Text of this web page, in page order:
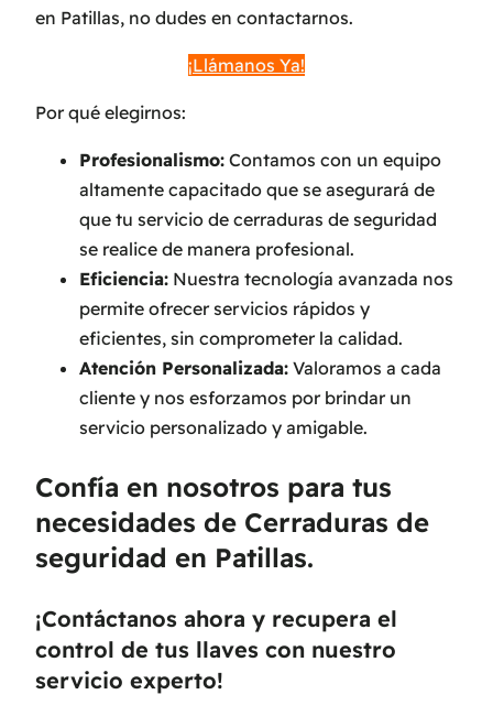
en Patillas, no dudes en contactarnos.
¡Llámanos Ya!
Por qué elegirnos:
Profesionalismo: Contamos con un equipo
altamente capacitado que se asegurará de
que tu servicio de cerraduras de seguridad
se realice de manera profesional.
Eficiencia: Nuestra tecnología avanzada nos
permite ofrecer servicios rápidos y
eficientes, sin comprometer la calidad.
Atención Personalizada: Valoramos a cada
cliente y nos esforzamos por brindar un
servicio personalizado y amigable.
Confía en nosotros para tus
necesidades de Cerraduras de
seguridad en Patillas.
¡Contáctanos ahora y recupera el
control de tus llaves con nuestro
servicio experto!